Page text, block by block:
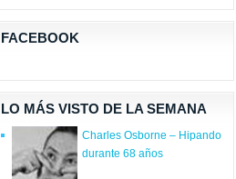
FACEBOOK
LO MÁS VISTO DE LA SEMANA
Charles Osborne – Hipando
durante 68 años